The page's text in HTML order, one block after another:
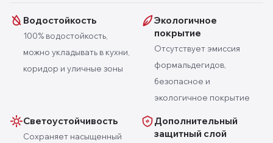
Водостойкость
100% водостойкость,
можно укладывать в кухни,
коридор и уличные зоны
Экологичное
покрытие
Отсутствует эмиссия
формальдегидов,
безопасное и
экологичное покрытие
Светоустойчивость
Сохраняет насыщенный
Дополнительный
защитный слой